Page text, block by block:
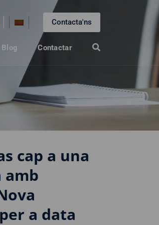
Contacta'ns
Contactar
cap a una
amb
a data